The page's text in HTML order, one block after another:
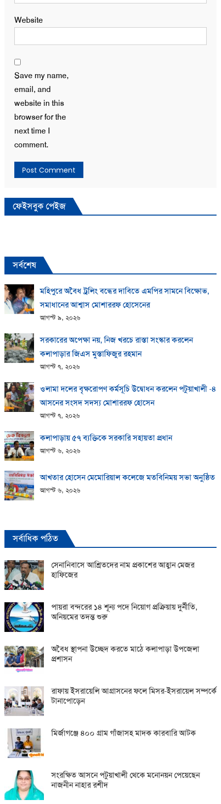
Website
Save my name,
email, and
website in this
browser for the
next time I
comment.
ফেইসবুক পেইজ
সর্বশেষ
মহিপুরে অবৈধ ট্রলিং বন্ধের দাবিতে এমপির সামনে বিক্ষোভ,
সমাধানের আশ্বাস মোশাররফ হোসেনের
আগস্ট ৯, ২০২৬
সরকারের অপেক্ষা নয়, নিজ খরচে রাস্তা সংস্কার করলেন
কলাপাড়ার জিএস মুস্তাফিজুর রহমান
আগস্ট ৭, ২০২৬
ওলামা দলের বৃক্ষরোপণ কর্মসূচি উদ্বোধন করলেন পটুয়াখালী -৪
আসনের সংসদ সদস্য মোশাররফ হোসেন
আগস্ট ৭, ২০২৬
কলাপাড়ায় ​৫৭ ব্যক্তিকে সরকারি সহায়তা প্রধান
আগস্ট ৬, ২০২৬
আখতার হোসেন মেমোরিয়াল কলেজে মতবিনিময় সভা অনুষ্ঠিত
আগস্ট ৬, ২০২৬
সর্বাধিক পঠিত
সেনানিবাসে আশ্রিতদের নাম প্রকাশের আহ্বান মেজর
হাফিজের
পায়রা বন্দরের ১৪ শূন্য পদে নিয়োগ প্রক্রিয়ায় দুর্নীতি,
অনিয়মের তদন্ত শুরু
অবৈধ স্থাপনা উচ্ছেদ করতে মাঠে কলাপাড়া উপজেলা
প্রশাসন
রাফায় ইসরায়েলি আগ্রাসনের ফলে মিসর-ইসরায়েল সম্পর্কে
টানাপোড়েন
মির্জাগঞ্জে ৪০০ গ্রাম গাঁজাসহ মাদক কারবারি আটক
সংরক্ষিত আসনে পটুয়াখালী থেকে মনোনয়ন পেয়েছেন
নাজনীন নাহার রশীদ